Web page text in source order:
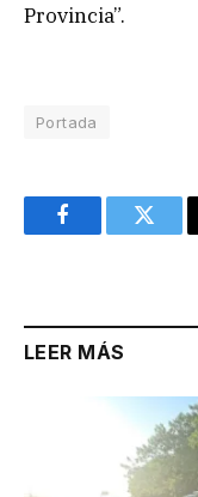
Provincia”.
Portada
Facebook
LEER MÁS